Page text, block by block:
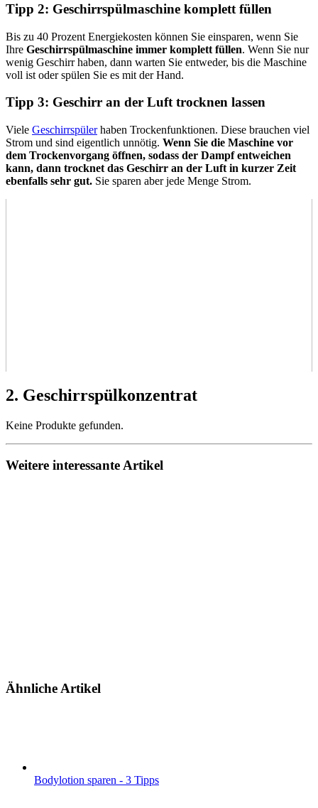
Tipp 2: Geschirrspülmaschine komplett füllen
Bis zu 40 Prozent Energiekosten können Sie einsparen, wenn Sie
Ihre Geschirrspülmaschine immer komplett füllen. Wenn Sie nur
wenig Geschirr haben, dann warten Sie entweder, bis die Maschine
voll ist oder spülen Sie es mit der Hand.
Tipp 3: Geschirr an der Luft trocknen lassen
Viele Geschirrspülerhaben Trockenfunktionen. Diese brauchen viel
Strom und sind eigentlich unnötig. Wenn Sie die Maschine vor
dem Trockenvorgang öffnen, sodass der Dampf entweichen
kann, dann trocknet das Geschirr an der Luft in kurzer Zeit
ebenfalls sehr gut. Sie sparen aber jede Menge Strom.
2. Geschirrspülkonzentrat
Keine Produkte gefunden.
Weitere interessante Artikel
Ähnliche Artikel
Bodylotion sparen - 3 Tipps